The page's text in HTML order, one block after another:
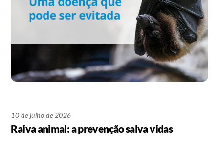
10 de julho de 2026
Raiva animal: a prevenção salva vidas